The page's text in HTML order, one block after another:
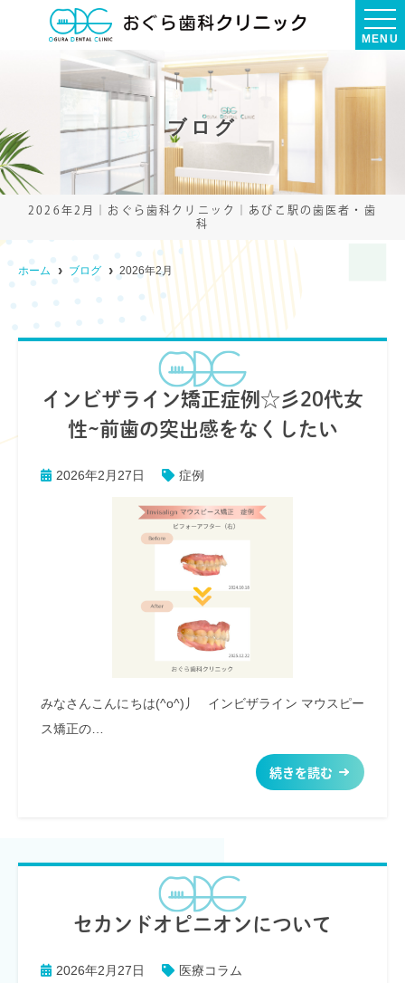
MENU
ブログ
2026年2月｜おぐら歯科クリニック｜あびこ駅の歯医者・歯
科
ホーム ブログ 2026年2月
インビザライン矯正症例☆彡20代女
性~前歯の突出感をなくしたい
2026年2月27日 症例
みなさんこんにちは(^o^)丿 インビザライン マウスピー
ス矯正の…
続きを読む
セカンドオピニオンについて
2026年2月27日 医療コラム